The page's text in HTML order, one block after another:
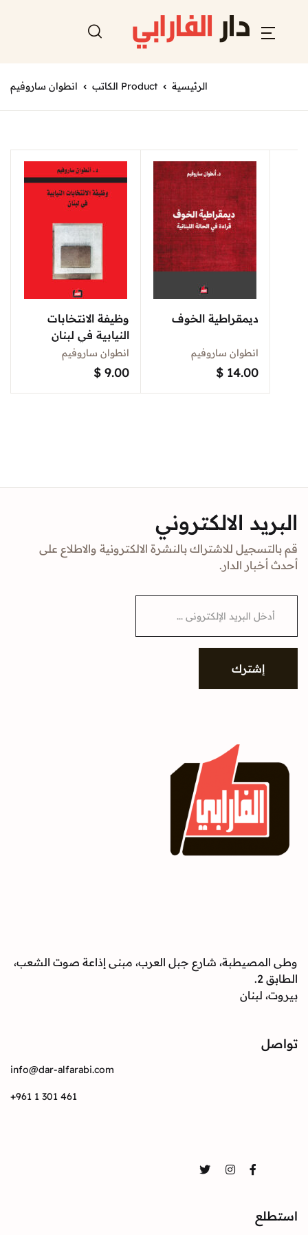
الرئيسية Product الكاتب انطوان ساروفيم
ديمقراطية الخوف
انطوان ساروفيم
$ 14.00
وظيفة الانتخابات
النيابية في لبنان
انطوان ساروفيم
$9.00
البريد الالكتروني
قم بالتسجيل للاشتراك بالنشرة الالكترونية والاطلاع على
أحدث أخبار الدار.
i
إشترك
وطى المصيطبة، شارع جبل العرب، مبنى إذاعة صوت الشعب،
الطابق 2.
بيروت، لبنان
تواصل
info@dar-alfarabi.com
+961 1 301 461
Facebook
Instagram
Twitter
استطلع